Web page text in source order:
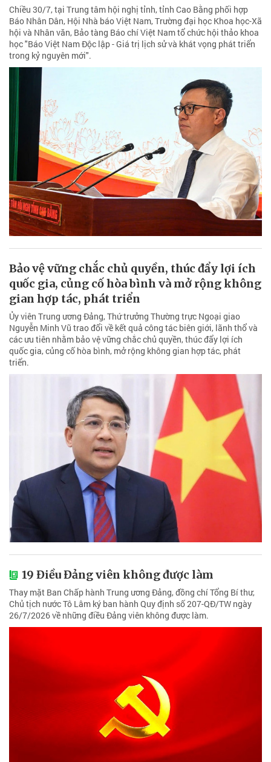
Chiều 30/7, tại Trung tâm hội nghị tỉnh, tỉnh Cao Bằng phối hợp
Báo Nhân Dân, Hội Nhà báo Việt Nam, Trường đại học Khoa học-Xã
hội và Nhân văn, Bảo tàng Báo chí Việt Nam tổ chức hội thảo khoa
học "Báo Việt Nam Độc lập - Giá trị lịch sử và khát vọng phát triển
trong kỷ nguyên mới".
Bảo vệ vững chắc chủ quyền, thúc đẩy lợi ích
quốc gia, củng cố hòa bình và mở rộng không
gian hợp tác, phát triển
Ủy viên Trung ương Đảng, Thứ trưởng Thường trực Ngoại giao
Nguyễn Minh Vũ trao đổi về kết quả công tác biên giới, lãnh thổ và
các ưu tiên nhằm bảo vệ vững chắc chủ quyền, thúc đẩy lợi ích
quốc gia, củng cố hòa bình, mở rộng không gian hợp tác, phát
triển.
19 Điều Đảng viên không được làm
Thay mặt Ban Chấp hành Trung ương Đảng, đồng chí Tổng Bí thư,
Chủ tịch nước Tô Lâm ký ban hành Quy định số 207-QĐ/TW ngày
26/7/2026 về những điều Đảng viên không được làm.